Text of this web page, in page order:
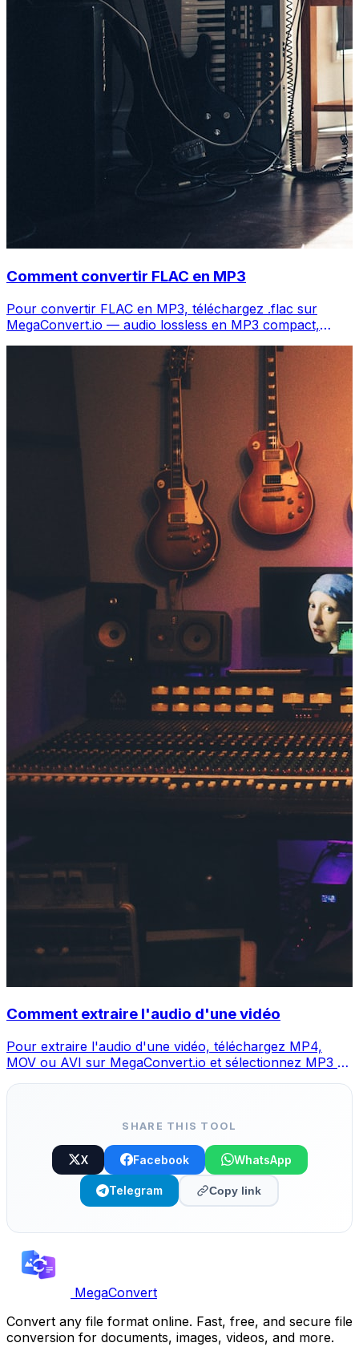
Comment convertir FLAC en MP3
Pour convertir FLAC en MP3, téléchargez .flac sur
MegaConvert.io — audio lossless en MP3 compact,
Comment extraire l'audio d'une vidéo
Pour extraire l'audio d'une vidéo, téléchargez MP4,
MOV ou AVI sur MegaConvert.io et sélectionnez MP3 —
SHARE THIS TOOL
X Facebook WhatsApp
Telegram Copy link
MegaConvert
Convert any file format online. Fast, free, and secure file
conversion for documents, images, videos, and more.